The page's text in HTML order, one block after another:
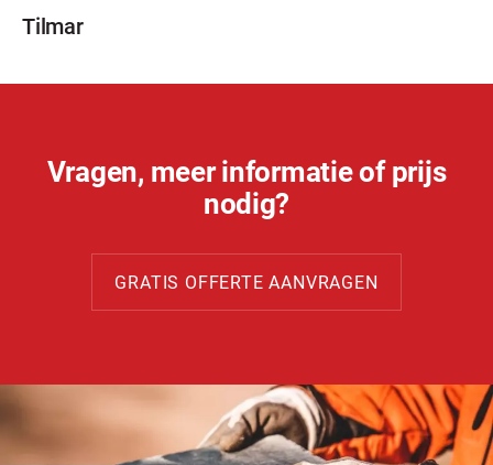
Tilmar
Vragen, meer informatie of prijs
nodig?
GRATIS OFFERTE AANVRAGEN